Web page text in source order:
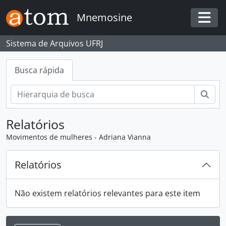
Skip to main content
Mnemosine
Sistema de Arquivos UFRJ
Busca rápida
Relatórios
Movimentos de mulheres - Adriana Vianna
Relatórios
Não existem relatórios relevantes para este item